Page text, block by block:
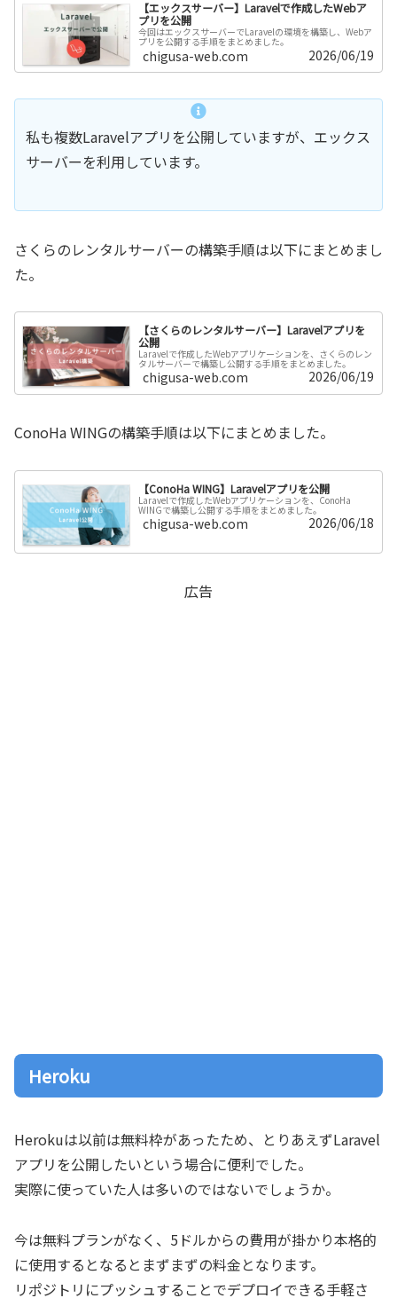
【エックスサーバー】Laravelで作成したWebア
プリを公開
今回はエックスサーバーでLaravelの環境を構築し、Webア
プリを公開する手順をまとめました。
chigusa-web.com 2026/06/19
私も複数Laravelアプリを公開していますが、エックス
サーバーを利用しています。
さくらのレンタルサーバーの構築手順は以下にまとめまし
た。
【さくらのレンタルサーバー】Laravelアプリを
公開
Laravelで作成したWebアプリケーションを、さくらのレン
タルサーバーで構築し公開する手順をまとめました。
chigusa-web.com 2026/06/19
ConoHa WINGの構築手順は以下にまとめました。
【ConoHa WING】Laravelアプリを公開
Laravelで作成したWebアプリケーションを、ConoHa
WINGで構築し公開する手順をまとめました。
chigusa-web.com 2026/06/18
広告
Heroku
Herokuは以前は無料枠があったため、とりあえずLaravel
アプリを公開したいという場合に便利でした。
実際に使っていた人は多いのではないでしょうか。
今は無料プランがなく、5ドルからの費用が掛かり本格的
に使用するとなるとまずまずの料金となります。
リポジトリにプッシュすることでデプロイできる手軽さ